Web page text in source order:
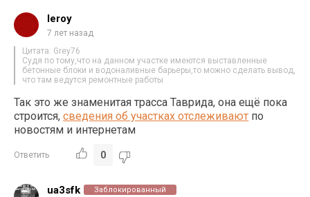
leroy
7 лет назад
Цитата: Grey76
Судя по тому,что на данном участке имеются выставленные
бетонные блоки и водоналивные барьеры,то можно сделать вывод,
что там ведутся ремонтные работы
Так это же знаменитая трасса Таврида, она ещё пока
строится,сведения об участках отслеживают по
новостям и интернетам
Ответить 0
ua3sfk Заблокированный